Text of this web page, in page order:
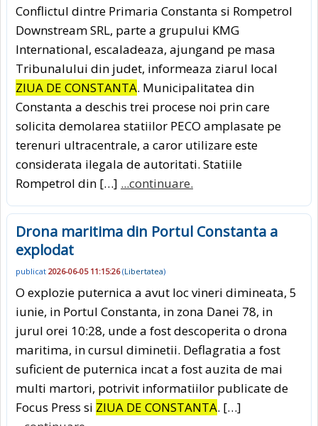
Conflictul dintre Primaria Constanta si Rompetrol
Downstream SRL, parte a grupului KMG
International, escaladeaza, ajungand pe masa
Tribunalului din judet, informeaza ziarul local
ZIUA DE CONSTANTA. Municipalitatea din
Constanta a deschis trei procese noi prin care
solicita demolarea statiilor PECO amplasate pe
terenuri ultracentrale, a caror utilizare este
considerata ilegala de autoritati. Statiile
Rompetrol din […] ...continuare.
Drona maritima din Portul Constanta a
explodat
publicat 2026-06-05 11:15:26(Libertatea)
O explozie puternica a avut loc vineri dimineata, 5
iunie, in Portul Constanta, in zona Danei 78, in
jurul orei 10:28, unde a fost descoperita o drona
maritima, in cursul diminetii. Deflagratia a fost
suficient de puternica incat a fost auzita de mai
multi martori, potrivit informatiilor publicate de
Focus Press si ZIUA DE CONSTANTA. […]